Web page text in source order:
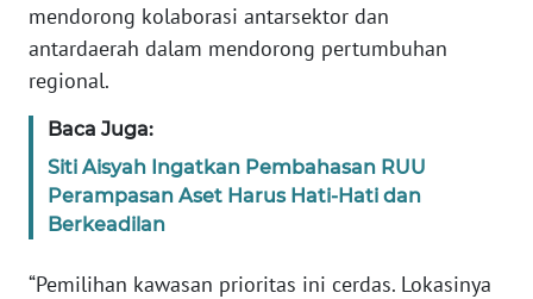
mendorong kolaborasi antarsektor dan
antardaerah dalam mendorong pertumbuhan
regional.
Baca Juga:
Siti Aisyah Ingatkan Pembahasan RUU
Perampasan Aset Harus Hati-Hati dan
Berkeadilan
“Pemilihan kawasan prioritas ini cerdas. Lokasinya
WN
SUMSEL
WN
WN